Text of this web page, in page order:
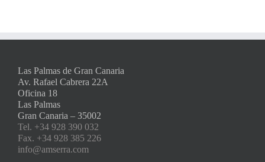
Las Palmas de Gran Canaria
Av. Rafael Cabrera 22A
Oficina 18
Las Palmas
Gran Canaria – 35002
Tel. +34 928 390 032
Fax. +34 928 385 226
info@amserra.com